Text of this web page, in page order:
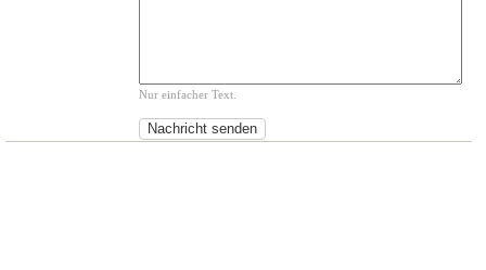
Nur einfacher Text.